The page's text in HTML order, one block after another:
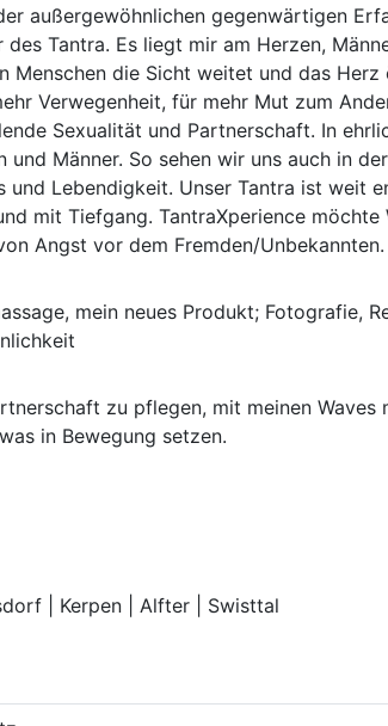
außergewöhnlichen gegenwärtigen
Tantra. Es liegt mir am Herzen,
Menschen die Sicht weitet und das Herz
Verwegenheit, für mehr Mut zum
Sexualität und Partnerschaft. In
Männer. So sehen wir uns auch in
Lebendigkeit. Unser Tantra ist weit
mit Tiefgang. TantraXperience möchte
Angst vor dem Fremden/Unbekannten.
mein neues Produkt; Fotografie,
zu pflegen, mit meinen Waves
in Bewegung setzen.
| Kerpen | Alfter | Swisttal